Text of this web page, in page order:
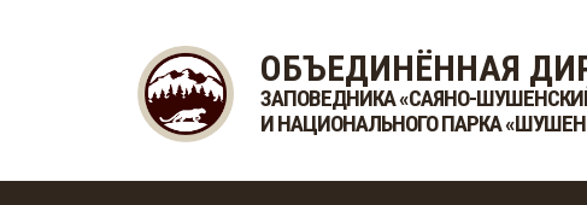
ОБЪЕДИНЁННАЯ
ЗАПОВЕДНИКА «САЯНО-
И НАЦИОНАЛЬНОГО ПАРКА